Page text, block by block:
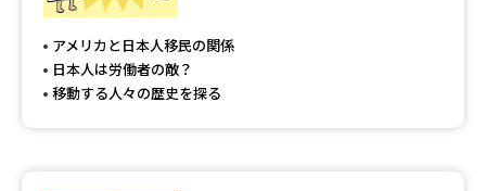
アメリカと日本人移民の関係
日本人は労働者の敵？
移動する人々の歴史を探る